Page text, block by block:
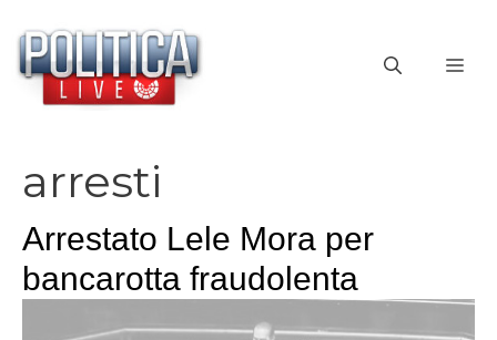
contenuto
arresti
Arrestato Lele Mora per
bancarotta fraudolenta